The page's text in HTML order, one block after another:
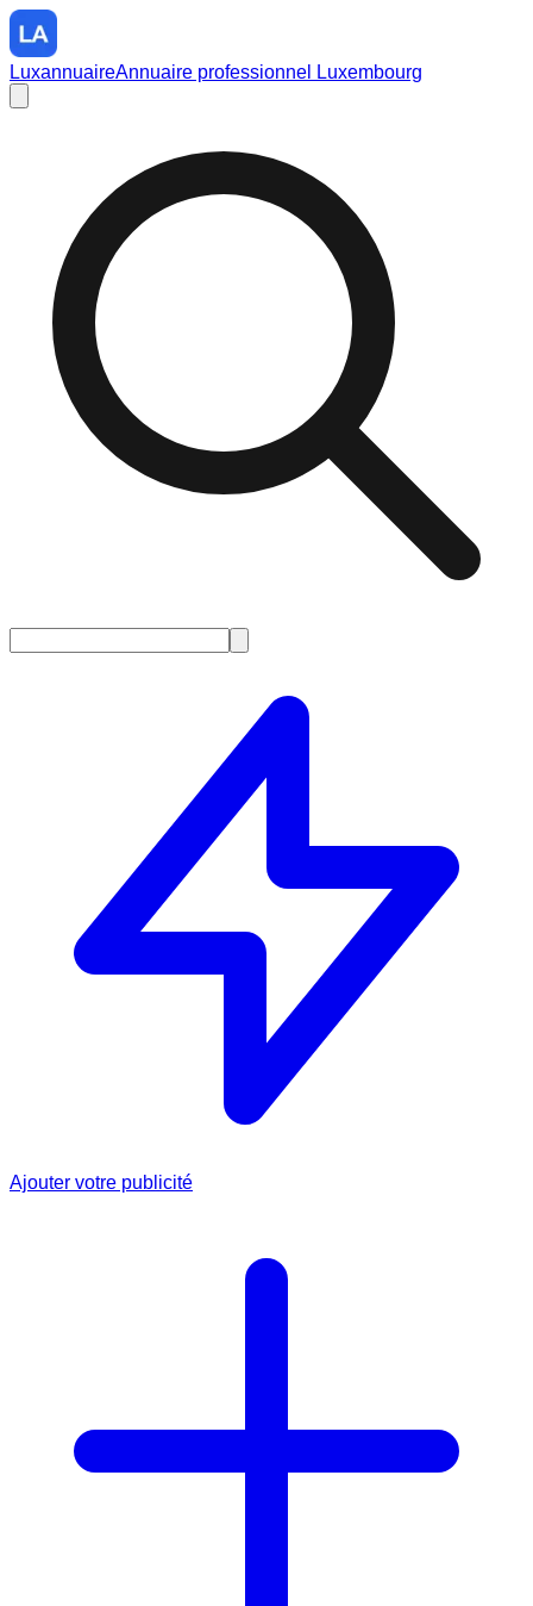
LuxannuaireAnnuaire professionnel Luxembourg
Ajouter votre publicité